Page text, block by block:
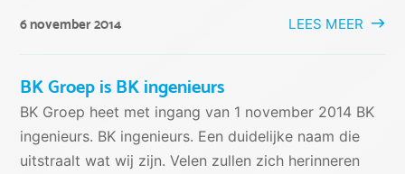
6 november 2014 LEES MEER
BK Groep is BK ingenieurs
BK Groep heet met ingang van 1 november 2014 BK
ingenieurs. BK ingenieurs. Een duidelijke naam die
uitstraalt wat wij zijn. Velen zullen zich herinneren